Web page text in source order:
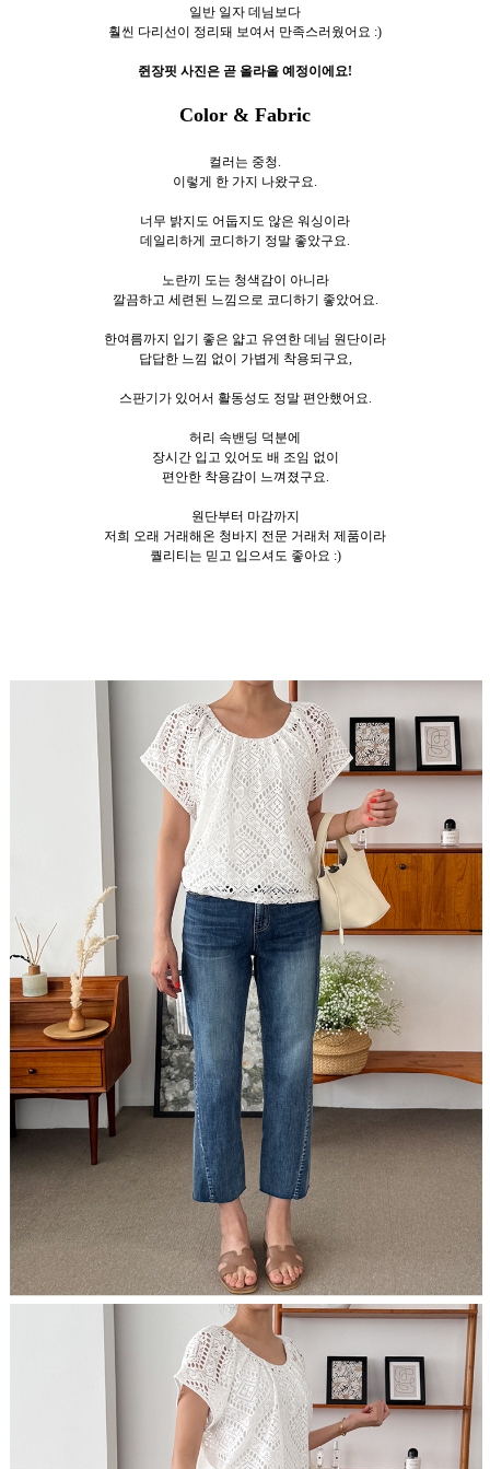
일반 일자 데님보다
훨씬 다리선이 정리돼 보여서 만족스러웠어요 :)
쥔장핏 사진은 곧 올라올 예정이에요!
Color & Fabric
컬러는 중청.
이렇게 한 가지 나왔구요.
너무 밝지도 어둡지도 않은 워싱이라
데일리하게 코디하기 정말 좋았구요.
노란끼 도는 청색감이 아니라
깔끔하고 세련된 느낌으로 코디하기 좋았어요.
한여름까지 입기 좋은 얇고 유연한 데님 원단이라
답답한 느낌 없이 가볍게 착용되구요,
스판기가 있어서 활동성도 정말 편안했어요.
허리 속밴딩 덕분에
장시간 입고 있어도 배 조임 없이
편안한 착용감이 느껴졌구요.
원단부터 마감까지
저희 오래 거래해온 청바지 전문 거래처 제품이라
퀄리티는 믿고 입으셔도 좋아요 :)